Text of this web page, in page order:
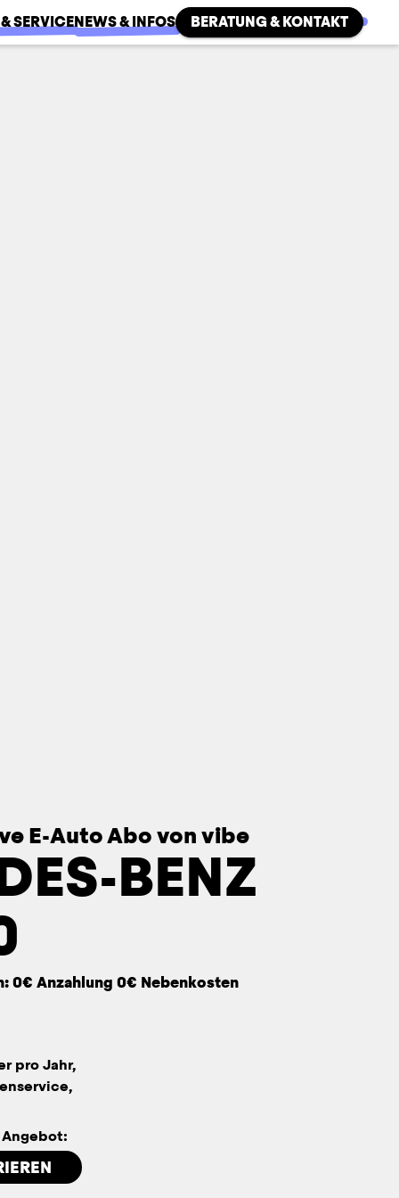
SERVICENEWS & INFOS BERATUNG & KONTAKT
E-Auto Abo von vibe
BENZ
0€ Anzahlung 0€ Nebenkosten
pro Jahr,